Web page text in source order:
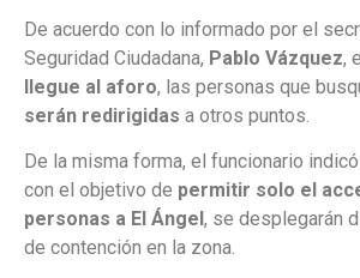
De acuerdo con lo informado por el
Seguridad Ciudadana, Pablo Vázquez,
llegue al aforo, las personas que
serán redirigidas a otros puntos.
De la misma forma, el funcionario
con el objetivo de permitir solo el
personas a El Ángel , se desplegarán
de contención en la zona.